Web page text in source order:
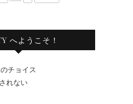
へようこそ！
チョイス
れない